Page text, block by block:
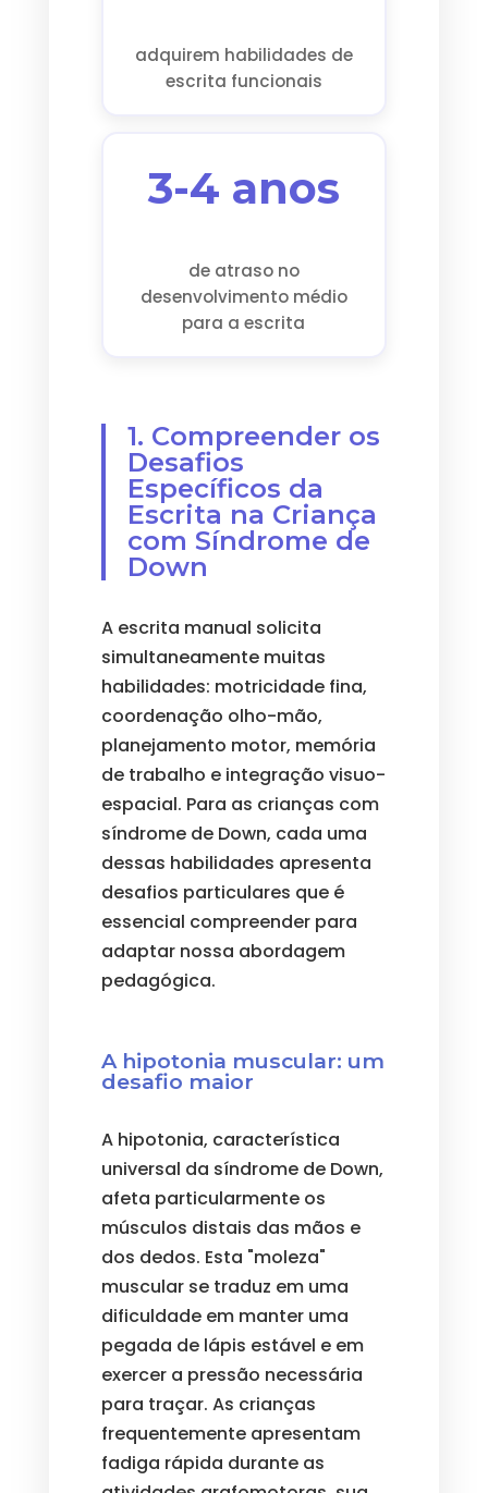
adquirem habilidades de
escrita funcionais
3-4 anos
de atraso no
desenvolvimento médio
para a escrita
1. Compreender os
Desafios
Específicos da
Escrita na Criança
com Síndrome de
Down
A escrita manual solicita
simultaneamente muitas
habilidades: motricidade fina,
coordenação olho-mão,
planejamento motor, memória
de trabalho e integração visuo-
espacial. Para as crianças com
síndrome de Down, cada uma
dessas habilidades apresenta
desafios particulares que é
essencial compreender para
adaptar nossa abordagem
pedagógica.
A hipotonia muscular: um
desafio maior
A hipotonia, característica
universal da síndrome de Down,
afeta particularmente os
músculos distais das mãos e
dos dedos. Esta "moleza"
muscular se traduz em uma
dificuldade em manter uma
pegada de lápis estável e em
exercer a pressão necessária
para traçar. As crianças
frequentemente apresentam
fadiga rápida durante as